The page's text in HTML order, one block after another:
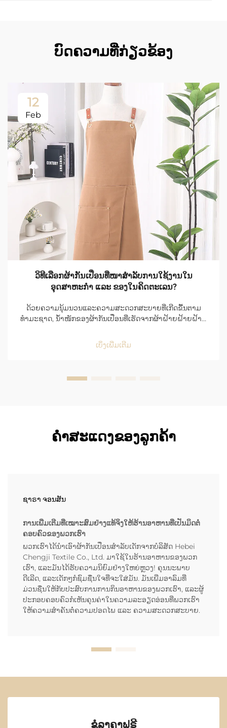
ບົດຄວາມທີ່ກ່ຽວຂ້ອງ
12
Feb
ວິທີເລືອກຜ້າກັນເປື່ອນທີ່ໜາສຳລັບການໃຊ້ງານໃນ
ອຸດສາຫະກຳ ແລະ ຂອງໃນຄິດຕະເລນ?
ດ້ວຍຄວາມນຸ້ມນວນແລະຄວາມສະດວກສະບາຍທີ່ເກີດຂື້ນຕາມ
ທຳມະຊາດ, ນ້ຳໜັກຂອງຜ້າກັນເປື່ອນທີ່ເຮັດຈາກຜ້າຝ້າຍຝ້າຍຝ້າຍ
ຝ້າຍຝ້າຍຝ້າຍຝ້າຍຝ້າຍຝ້າຍຝ້າຍຝ້າຍຝ້າຍຝ້າຍຝ້າຍຝ້າຍຝ້າຍ
ຝ້າຍຝ້າຍຝ້າຍຝ້າຍຝ້າຍຝ້າຍຝ້າຍຝ້າຍຝ້າຍຝ້າຍຝ້າຍຝ້າຍຝ້າຍ
ຝ້າຍຝ້າຍຝ້າຍຝ້າຍຝ້າຍຝ້າຍຝ້າຍຝ້າຍຝ້າຍຝ້າຍຝ້າຍຝ້າຍຝ້າຍ
ເບິ່ງເພີ່ມເຕີມ
ຄຳສະແດງຂອງລູກຄ້າ
ຊາຣາ ຈອນສັນ
ການເພີ່ມເຕີມທີ່ເໝາະສົມຢ່າງແທ້ຈິງໃຫ້ຮ້ານອາຫານທີ່ເປັນມິດຕໍ່
ຄອບຄົວຂອງພວກເຮົາ
ພວກເຮົາໄດ້ນຳເອົາຜ້າກັນເປື່ອນສຳລັບເດັກຈາກບໍລິສັດ Hebei
Chengji Textile Co., Ltd. ມາໃຊ້ໃນຮ້ານອາຫານຂອງພວກ
ເຮົາ, ແລະມັນໄດ້ຮັບຄວາມນິຍົມຢ່າງໃຫຍ່ຫຼວງ! ຄຸນນະພາບ
ດີເລີດ, ແລະເດັກໆກໍຊົມຊື່ນໃຈທີ່ຈະໃສ່ມັນ. ມັນເພີ່ມອາລົມທີ່
ມ່ວນຊື່ນໃຫ້ກັບປະສົບການການກິນອາຫານຂອງພວກເຮົາ, ແລະຜູ້
ປະກອບຄອບຄົວກໍເຫັນຄຸນຄ່າໃນຄວາມລະອຽດອ່ອນທີ່ພວກເຮົາ
ໃຫ້ຄວາມສຳຄັນຕໍ່ຄວາມປອດໄພ ແລະ ຄວາມສະດວກສະບາຍ.
ຂໍລາຄາຟຣີ